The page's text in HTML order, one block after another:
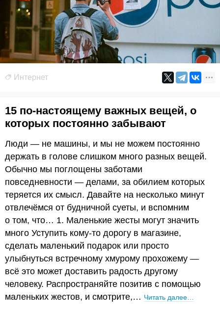
Интернет
15 по-настоящему важных вещей, о
которых постоянно забывают
Люди — не машины, и мы не можем постоянно
держать в голове слишком много разных вещей.
Обычно мы поглощены заботами
повседневности — делами, за обилием которых
теряется их смысл. Давайте на несколько минут
отвлечёмся от будничной суеты, и вспомним
о том, что… 1. Маленькие жесты могут значить
много Уступить кому-то дорогу в магазине,
сделать маленький подарок или просто
улыбнуться встречному хмурому прохожему —
всё это может доставить радость другому
человеку. Распространяйте позитив с помощью
маленьких жестов, и смотрите,… Читать далее…